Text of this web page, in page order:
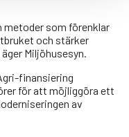
metoder som förenklar
och stärker
Miljöhusesyn.
finansiering
för att möjliggöra ett
av